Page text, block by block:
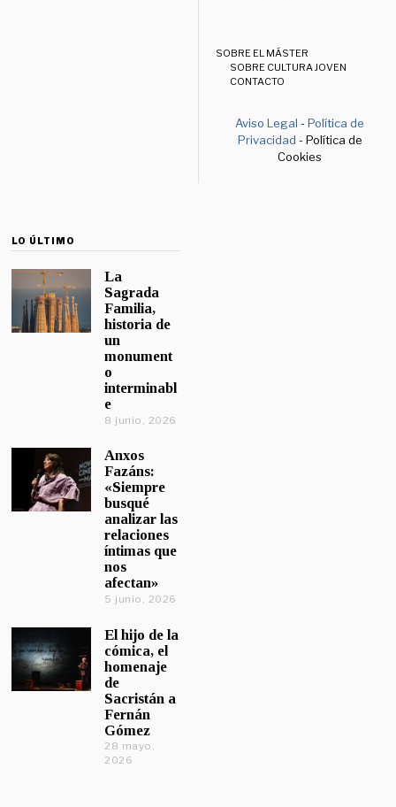
SOBRE EL MÁSTER
SOBRE CULTURA JOVEN
CONTACTO
Aviso Legal -Política de
Privacidad - Política de
Cookies
LO ÚLTIMO
La
Sagrada
Familia,
historia de
un
monument
o
interminabl
e
8 junio, 2026
Anxos
Fazáns:
«Siempre
busqué
analizar las
relaciones
íntimas que
nos
afectan»
5 junio, 2026
El hijo de la
cómica, el
homenaje
de
Sacristán a
Fernán
Gómez
28 mayo,
2026